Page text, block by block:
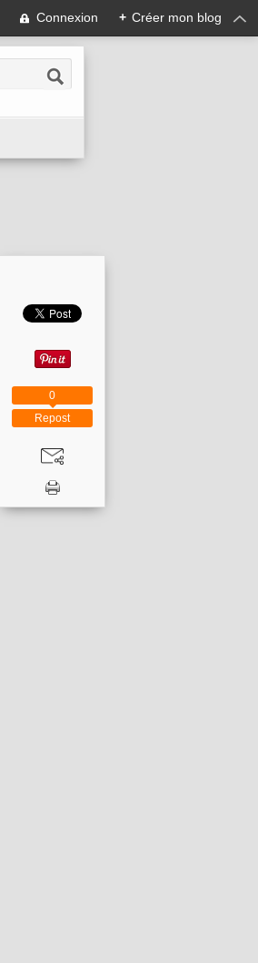
Connexion + Créer mon blog
Repost
0